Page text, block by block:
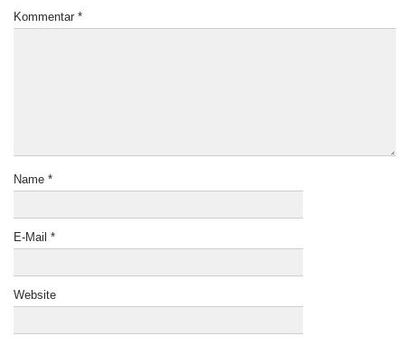
Kommentar *
Name *
E-Mail *
Website